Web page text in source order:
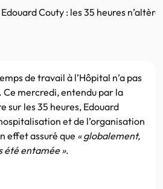
Edouard Couty : les 35 heures
de travail à l’Hôpital n’a pas
Ce mercredi, entendu par la
sur les 35 heures, Edouard
et de l’organisation
effet assuré que « globalement,
été entamée ».